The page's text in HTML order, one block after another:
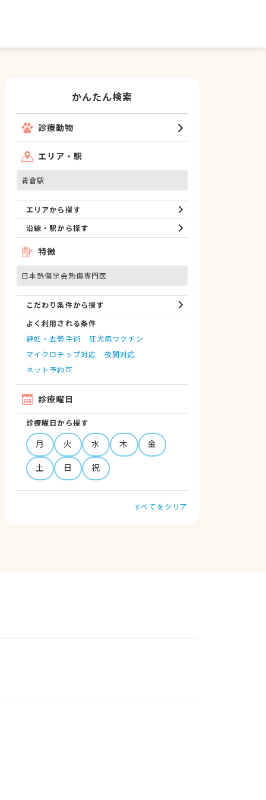
かんたん検索
診療動物
エリア・駅
青倉駅
エリアから探す
沿線・駅から探す
特徴
日本熱傷学会熱傷専門医
こだわり条件から探す
よく利用される条件
避妊・去勢手術
狂犬病ワクチン
マイクロチップ対応
夜間対応
ネット予約可
診療曜日
診療曜日から探す
月 火 水 木
金
土
日 祝
すべてをクリア